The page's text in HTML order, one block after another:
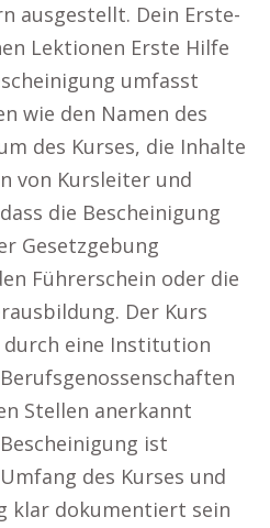
ausgestellt. Dein Erste-
Lektionen Erste Hilfe
umfasst
wie den Namen des
des Kurses, die Inhalte
von Kursleiter und
die Bescheinigung
Gesetzgebung
Führerschein oder die
Der Kurs
durch eine Institution
Stellen anerkannt
ist
des Kurses und
klar dokumentiert sein